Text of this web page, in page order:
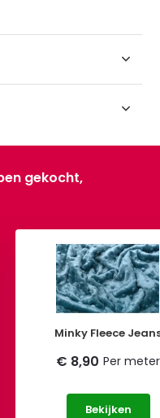
gekocht,
Minky Fleece
€ 8,90 Per meter
Bekijken